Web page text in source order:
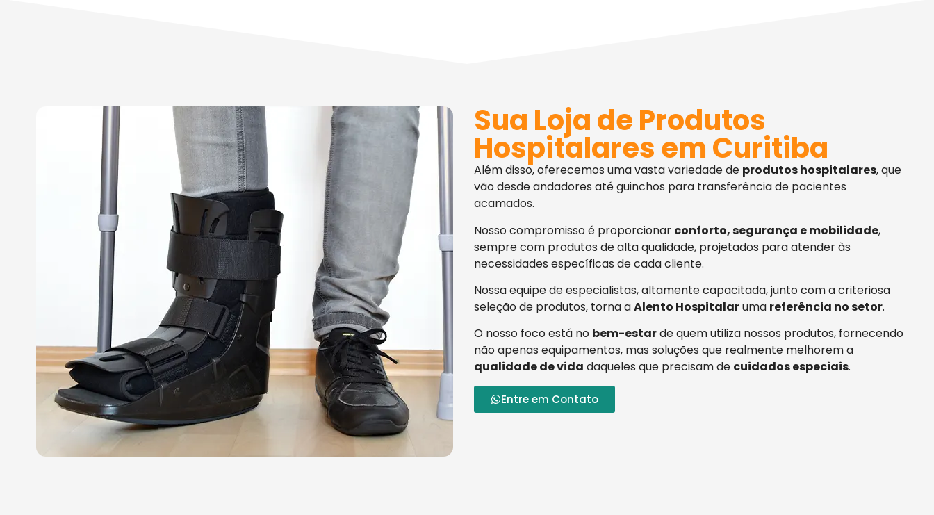
Sua Loja de Produtos
Hospitalares em Curitiba
Além disso, oferecemos uma vasta variedade de produtos hospitalares, que
vão desde andadores até guinchos para transferência de pacientes
acamados.
Nosso compromisso é proporcionar conforto, segurança e mobilidade,
sempre com produtos de alta qualidade, projetados para atender às
necessidades específicas de cada cliente.
Nossa equipe de especialistas, altamente capacitada, junto com a criteriosa
seleção de produtos, torna aAlento Hospitalaruma referência no setor.
O nosso foco está no bem-estarde quem utiliza nossos produtos, fornecendo
não apenas equipamentos, mas soluções que realmente melhorem a
qualidade de vida daqueles que precisam de cuidados especiais.
Entre em Contato